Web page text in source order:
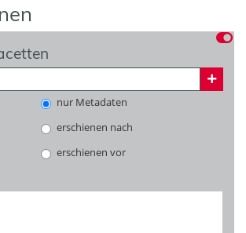
nur Metadaten
erschienen nach
erschienen vor